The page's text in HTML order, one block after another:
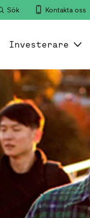
Sök Kontakta oss
Investerare